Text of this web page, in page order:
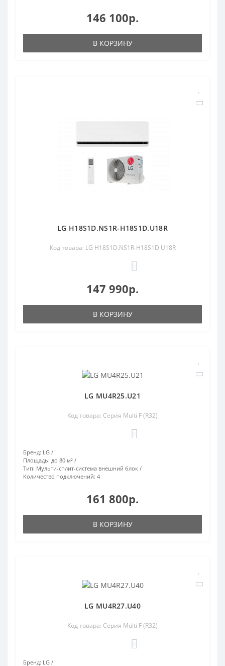
146 100р.
В КОРЗИНУ
LG H18S1D.NS1R-H18S1D.U18R
Код товара: LG H18S1D.NS1R-H18S1D.U18R
147 990р.
В КОРЗИНУ
LG MU4R25.U21
Код товара: Серия Multi F (R32)
Бренд: LG
Площадь: до 80 м²
Тип: Мульти-сплит-система внешний блок
Количество подключений: 4
161 800р.
В КОРЗИНУ
LG MU4R27.U40
Код товара: Серия Multi F (R32)
Бренд: LG